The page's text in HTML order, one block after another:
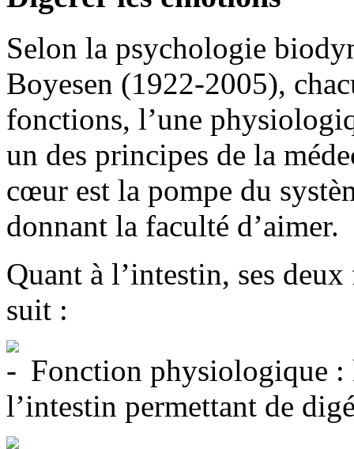
Selon la psychologie
Boyesen (1922-2005),
fonctions, l’une
un des principes de la
cœur est la pompe du
donnant la faculté d’aimer.
Quant à l’intestin, ses
suit :
Fonction physiologique :
l’intestin permettant de